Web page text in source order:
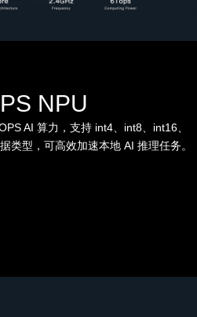
NPU
AI 算力，支持 int4、int8、int16、
类型，可高效加速本地 AI 推理任务。